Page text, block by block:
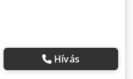
Hívás